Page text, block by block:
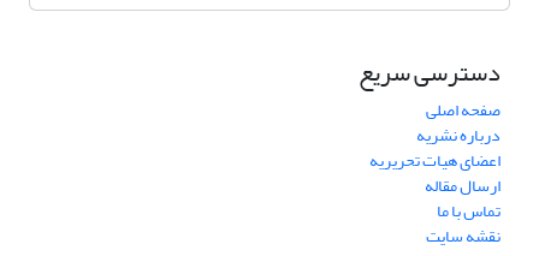
دسترسی سریع
صفحه اصلی
درباره نشریه
اعضای هیات تحریریه
ارسال مقاله
تماس با ما
نقشه سایت